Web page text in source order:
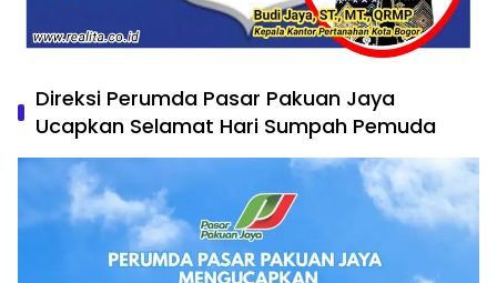
Direksi Perumda Pasar Pakuan Jaya
Ucapkan Selamat Hari Sumpah Pemuda